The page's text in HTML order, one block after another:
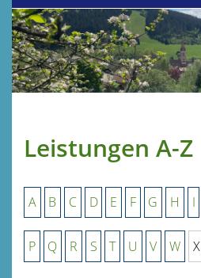
Leistungen A-Z
A B C D E F G H I
P Q R S T U V W X